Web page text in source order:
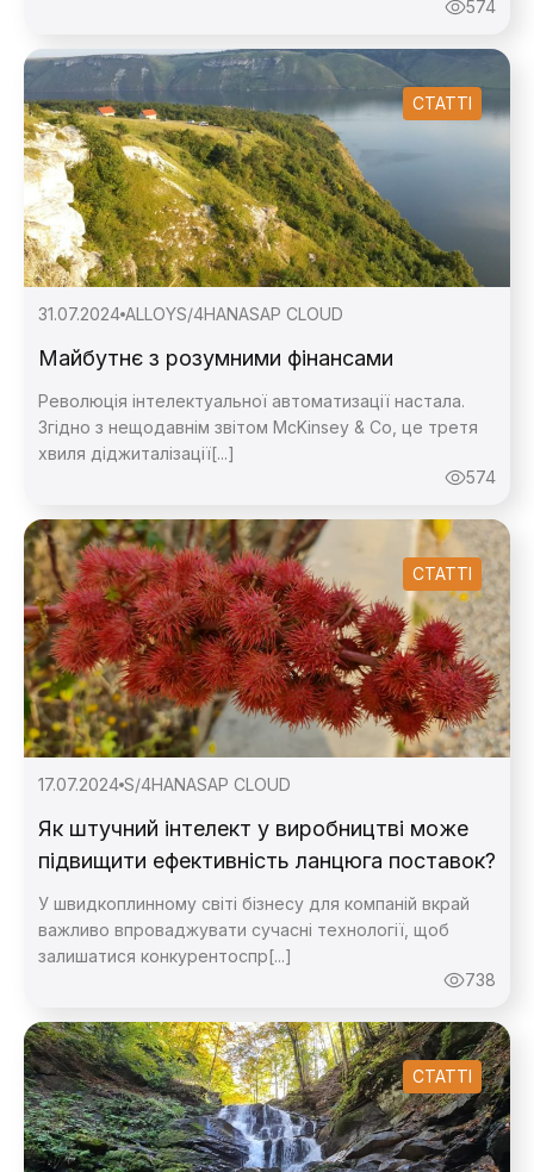
574
СТАТТІ
31.07.2024 ALLOYS/4HANASAP CLOUD
Майбутнє з розумними фінансами
Революція інтелектуальної автоматизації настала.
Згідно з нещодавнім звітом McKinsey & Co, це третя
хвиля діджиталізації[...]
574
СТАТТІ
17.07.2024 S/4HANASAP CLOUD
Як штучний інтелект у виробництві може
підвищити ефективність ланцюга поставок?
У швидкоплинному світі бізнесу для компаній вкрай
важливо впроваджувати сучасні технології, щоб
залишатися конкурентоспр[...]
738
СТАТТІ